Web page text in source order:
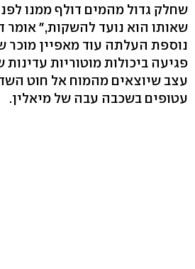
שחלק גדול מהמים דולף ממנו
שאותו הוא נועד להשקות," אומר
נוספת העלתה עוד מאפיין מוכר
פגיעה ביכולות מוטוריות
עצב שיוצאים מהמוח אל חוט
עטופים בשכבה עבה של מיאלין.